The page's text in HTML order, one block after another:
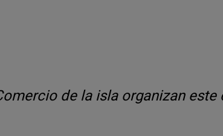
de la isla organizan